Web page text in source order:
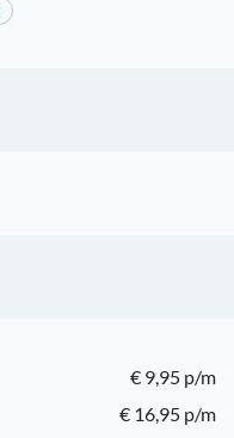
€ 9,95 p/m
€ 16,95 p/m